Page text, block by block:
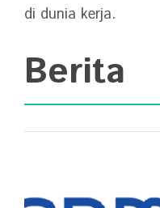
di dunia kerja.
Berita